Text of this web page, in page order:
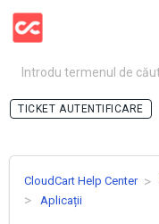
AUTENTIFICARE
CloudCart Help Center
Aplicații